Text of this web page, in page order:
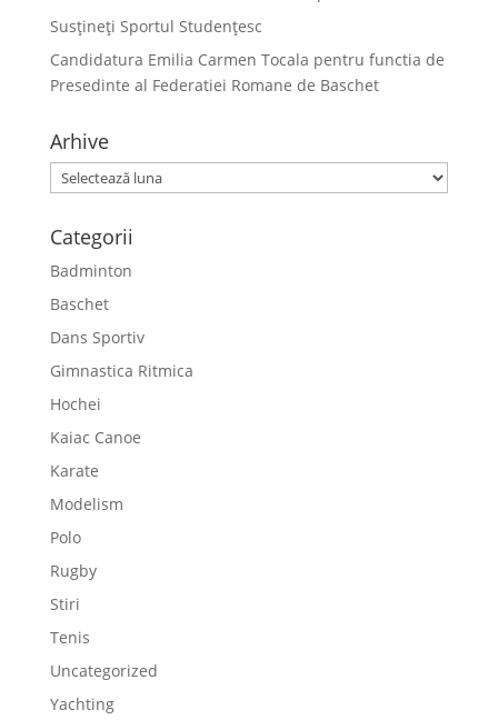
Susțineți Sportul Studențesc
Candidatura Emilia Carmen Tocala pentru functia de
Presedinte al Federatiei Romane de Baschet
Arhive
Arhive
Categorii
Badminton
Baschet
Dans Sportiv
Gimnastica Ritmica
Hochei
Kaiac Canoe
Karate
Modelism
Polo
Rugby
Stiri
Tenis
Uncategorized
Yachting